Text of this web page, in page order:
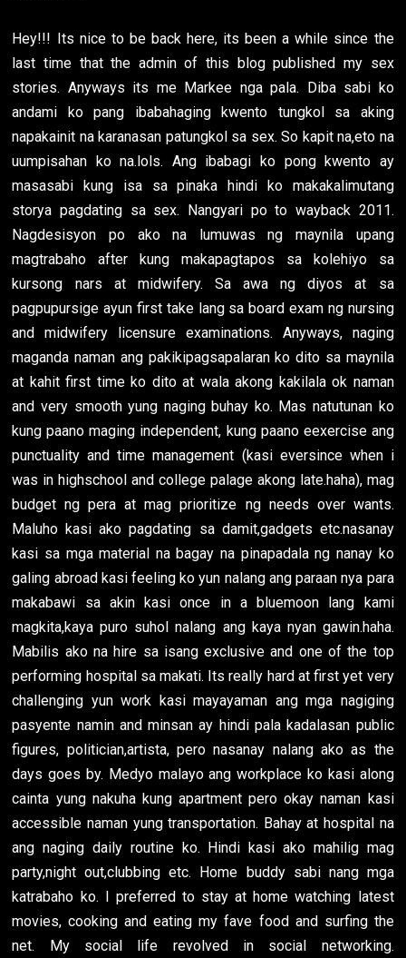
Hey!!! Its nice to be back here, its been a while since the
last time that the admin of this blog published my sex
stories. Anyways its me Markee nga pala. Diba sabi ko
andami ko pang ibabahaging kwento tungkol sa aking
napakainit na karanasan patungkol sa sex. So kapit na,eto na
uumpisahan ko na.lols. Ang ibabagi ko pong kwento ay
masasabi kung isa sa pinaka hindi ko makakalimutang
storya pagdating sa sex. Nangyari po to wayback 2011.
Nagdesisyon po ako na lumuwas ng maynila upang
magtrabaho after kung makapagtapos sa kolehiyo sa
kursong nars at midwifery. Sa awa ng diyos at sa
pagpupursige ayun first take lang sa board exam ng nursing
and midwifery licensure examinations. Anyways, naging
maganda naman ang pakikipagsapalaran ko dito sa maynila
at kahit first time ko dito at wala akong kakilala ok naman
and very smooth yung naging buhay ko. Mas natutunan ko
kung paano maging independent, kung paano eexercise ang
punctuality and time management (kasi eversince when i
was in highschool and college palage akong late.haha), mag
budget ng pera at mag prioritize ng needs over wants.
Maluho kasi ako pagdating sa damit,gadgets etc.nasanay
kasi sa mga material na bagay na pinapadala ng nanay ko
galing abroad kasi feeling ko yun nalang ang paraan nya para
makabawi sa akin kasi once in a bluemoon lang kami
magkita,kaya puro suhol nalang ang kaya nyan gawin.haha.
Mabilis ako na hire sa isang exclusive and one of the top
performing hospital sa makati. Its really hard at first yet very
challenging yun work kasi mayayaman ang mga nagiging
pasyente namin and minsan ay hindi pala kadalasan public
figures, politician,artista, pero nasanay nalang ako as the
days goes by. Medyo malayo ang workplace ko kasi along
cainta yung nakuha kung apartment pero okay naman kasi
accessible naman yung transportation. Bahay at hospital na
ang naging daily routine ko. Hindi kasi ako mahilig mag
party,night out,clubbing etc. Home buddy sabi nang mga
katrabaho ko. I preferred to stay at home watching latest
movies, cooking and eating my fave food and surfing the
net. My social life revolved in social networking.